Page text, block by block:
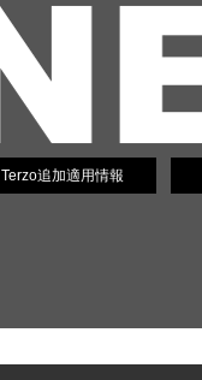
Terzo追加適用情報